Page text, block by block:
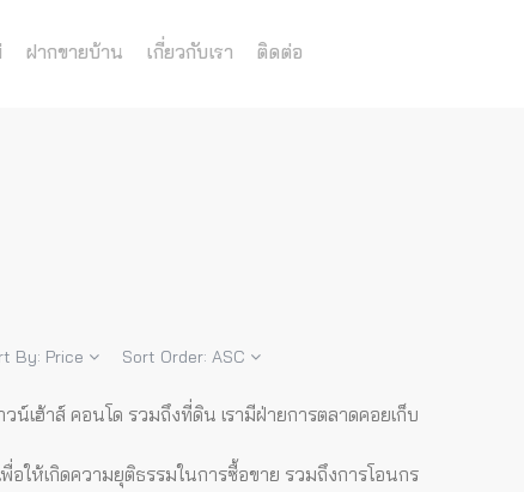
ฝากขายบ้าน เกี่ยวกับเรา ติดต่อ
By: Price Sort Order: ASC
ฮ้าส์ คอนโด รวมถึงที่ดิน เรามีฝ่ายการตลาดคอยเก็บ
ให้เกิดความยุติธรรมในการซื้อขาย รวมถึงการโอนกร